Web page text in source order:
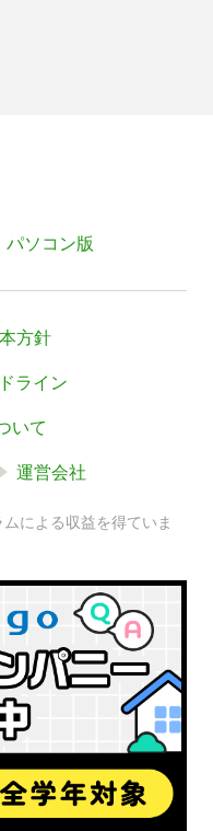
パソコン版
方針
ライン
いて
運営会社
による収益を得ていま